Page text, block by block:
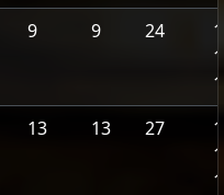
9 9 24
13 13 27